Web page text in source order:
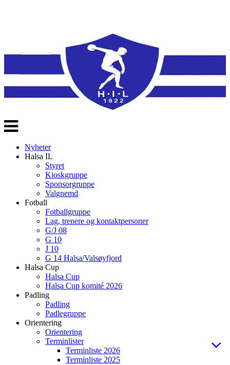
Veksle
navigasjon
Nyheter
Halsa IL
Styret
Kioskgruppe
Sponsorgruppe
Valgnemd
Fotball
Fotballgruppe
Lag, trenere og kontaktpersoner
G/J 08
G 10
J 10
G 14 Halsa/Valsøyfjord
Halsa Cup
Halsa Cup
Halsa Cup komité 2026
Padling
Padling
Padlegruppe
Orientering
Orientering
Terminlister
Terminliste 2026
Terminliste 2025